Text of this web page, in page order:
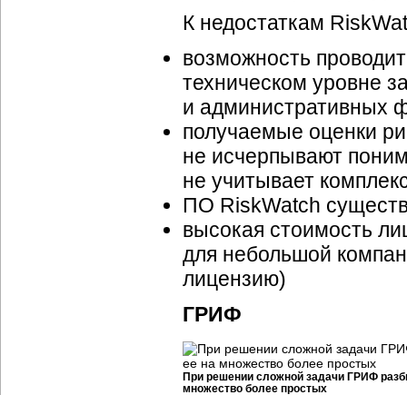
К недостаткам
возможность
техническом уровне
и административных
получаемые оценки
не исчерпывают
не учитывает
ПО RiskWatch
высокая стоимость
для небольшой
лицензию)
ГРИФ
При решении сложной задачи ГРИФ
множество более простых